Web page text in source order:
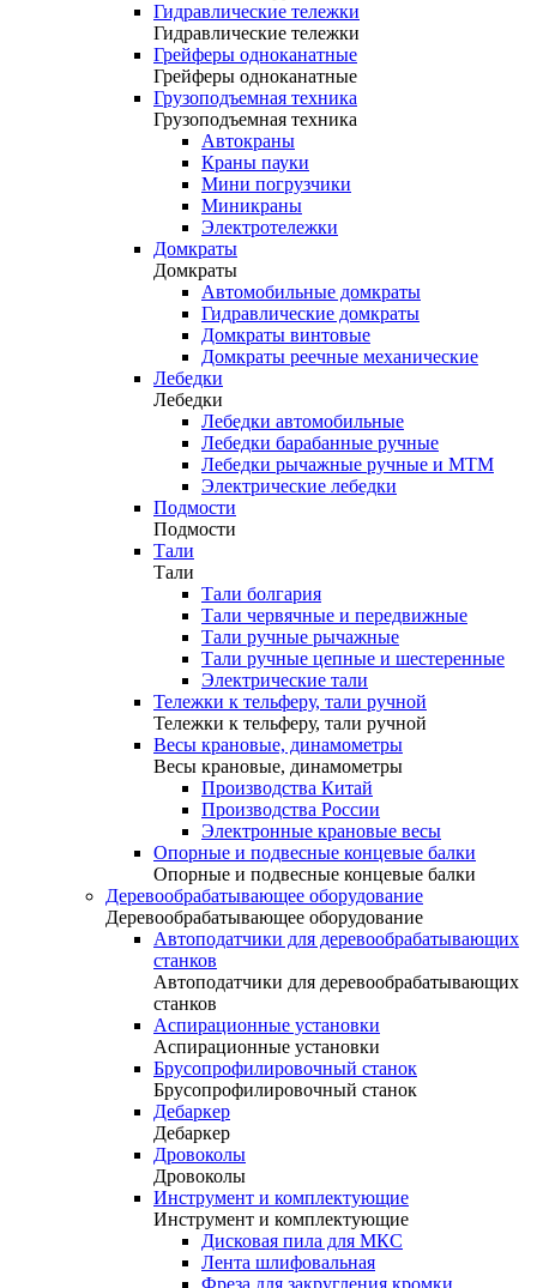
Гидравлические тележки
Гидравлические тележки
Грейферы одноканатные
Грейферы одноканатные
Грузоподъемная техника
Грузоподъемная техника
Автокраны
Краны пауки
Мини погрузчики
Миникраны
Электротележки
Домкраты
Домкраты
Автомобильные домкраты
Гидравлические домкраты
Домкраты винтовые
Домкраты реечные механические
Лебедки
Лебедки
Лебедки автомобильные
Лебедки барабанные ручные
Лебедки рычажные ручные и МТМ
Электрические лебедки
Подмости
Подмости
Тали
Тали
Тали болгария
Тали червячные и передвижные
Тали ручные рычажные
Тали ручные цепные и шестеренные
Электрические тали
Тележки к тельферу, тали ручной
Тележки к тельферу, тали ручной
Весы крановые, динамометры
Весы крановые, динамометры
Производства Китай
Производства России
Электронные крановые весы
Опорные и подвесные концевые балки
Опорные и подвесные концевые балки
Деревообрабатывающее оборудование
Деревообрабатывающее оборудование
Автоподатчики для деревообрабатывающих
станков
Автоподатчики для деревообрабатывающих
станков
Аспирационные установки
Аспирационные установки
Брусопрофилировочный станок
Брусопрофилировочный станок
Дебаркер
Дебаркер
Дровоколы
Дровоколы
Инструмент и комплектующие
Инструмент и комплектующие
Дисковая пила для МКС
Лента шлифовальная
Фреза для закругления кромки